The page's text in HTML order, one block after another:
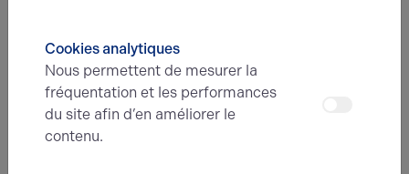
éclairage du magasin ou du local
commercial
Si vous êtes dans une démarche d'amélioration de
l’éclairage existant, vous devez respecter certaines
Cookies analytiques
Nous permettent de mesurer la
fréquentation et les performances
du site afin d’en améliorer le
contenu.